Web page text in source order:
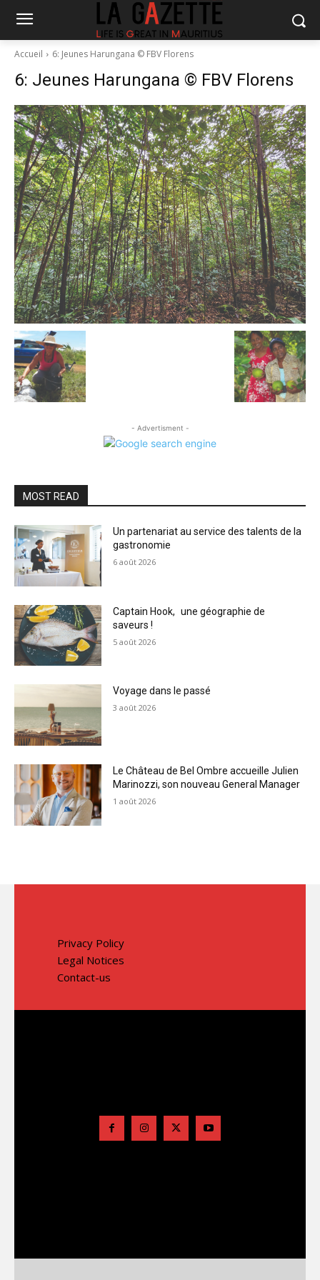
Accueil 6: Jeunes Harungana © FBV Florens
6: Jeunes Harungana © FBV Florens
- Advertisment -
MOST READ
Un partenariat au service des talents de la
gastronomie
6 août 2026
Captain Hook, une géographie de
saveurs !
5 août 2026
Voyage dans le passé
3 août 2026
Le Château de Bel Ombre accueille Julien
Marinozzi, son nouveau General Manager
1 août 2026
Privacy Policy
Legal Notices
Contact-us